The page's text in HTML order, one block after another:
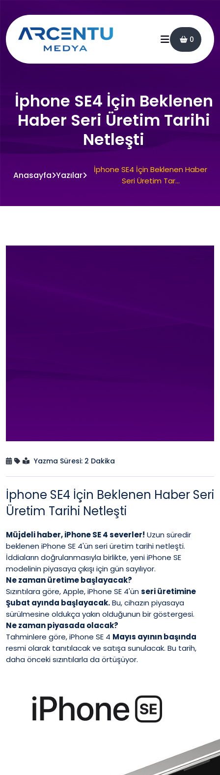
0
İphone SE4 İçin Beklenen
Haber Seri Üretim Tarihi
Netleşti
Anasayfa Yazılar
İphone SE4 İçin Beklenen Haber
Seri Üretim Tar...
Yazma Süresi: 2 Dakika
İphone SE4 İçin Beklenen Haber Seri
Üretim Tarihi Netleşti
Müjdeli haber, iPhone SE 4 severler! Uzun süredir
beklenen iPhone SE 4'ün seri üretim tarihi netleşti.
İddiaların doğrulanmasıyla birlikte, yeni iPhone SE
modelinin piyasaya çıkışı için gün sayılıyor.
Ne zaman üretime başlayacak?
Sızıntılara göre, Apple, iPhone SE 4'ün seri üretimine
Şubat ayında başlayacak.Bu, cihazın piyasaya
sürülmesine oldukça yakın olduğunun bir göstergesi.
Ne zaman piyasada olacak?
Tahminlere göre, iPhone SE 4 Mayıs ayının başında
resmi olarak tanıtılacak ve satışa sunulacak. Bu tarih,
daha önceki sızıntılarla da örtüşüyor.